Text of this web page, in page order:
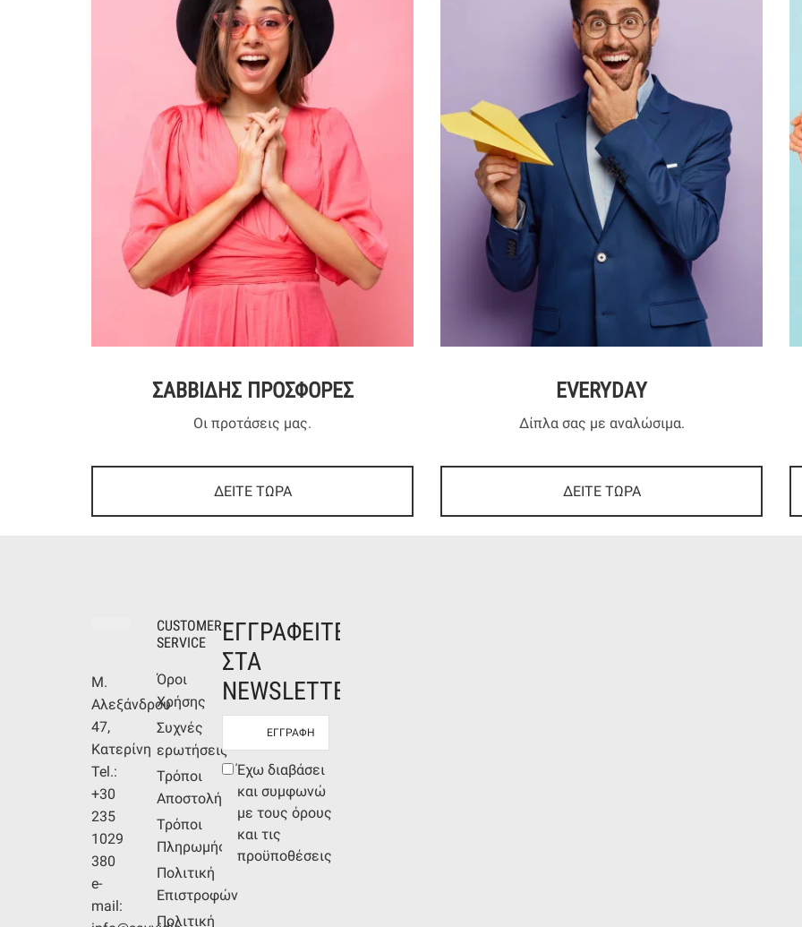
ΣΑΒΒΙΔΗΣ ΠΡΟΣΦΟΡΕΣ
Οι προτάσεις μας.
ΔΕΙΤΕ ΤΩΡΑ
EVERYDAY
Δίπλα σας με αναλώσιμα.
ΔΕΙΤΕ ΤΩΡΑ
Μ.
Αλεξάνδρου
47,
Κατερίνη
Tel.:
+30
235
1029
380
e-
mail:
CUSTOMER
SERVICE
Όροι
Χρήσης
Συχνές
ερωτήσεις
Τρόποι
Αποστολής
Τρόποι
Πληρωμής
Πολιτική
Επιστροφών
Πολιτική
ΕΓΓΡΑΦΕΙΤΕ
ΣΤΑ
NEWSLETTERS
Newsletter
mail
Συμφωνία
όρων
Έχω διαβάσει
και συμφωνώ
με τους όρους
και τις
προϋποθέσεις